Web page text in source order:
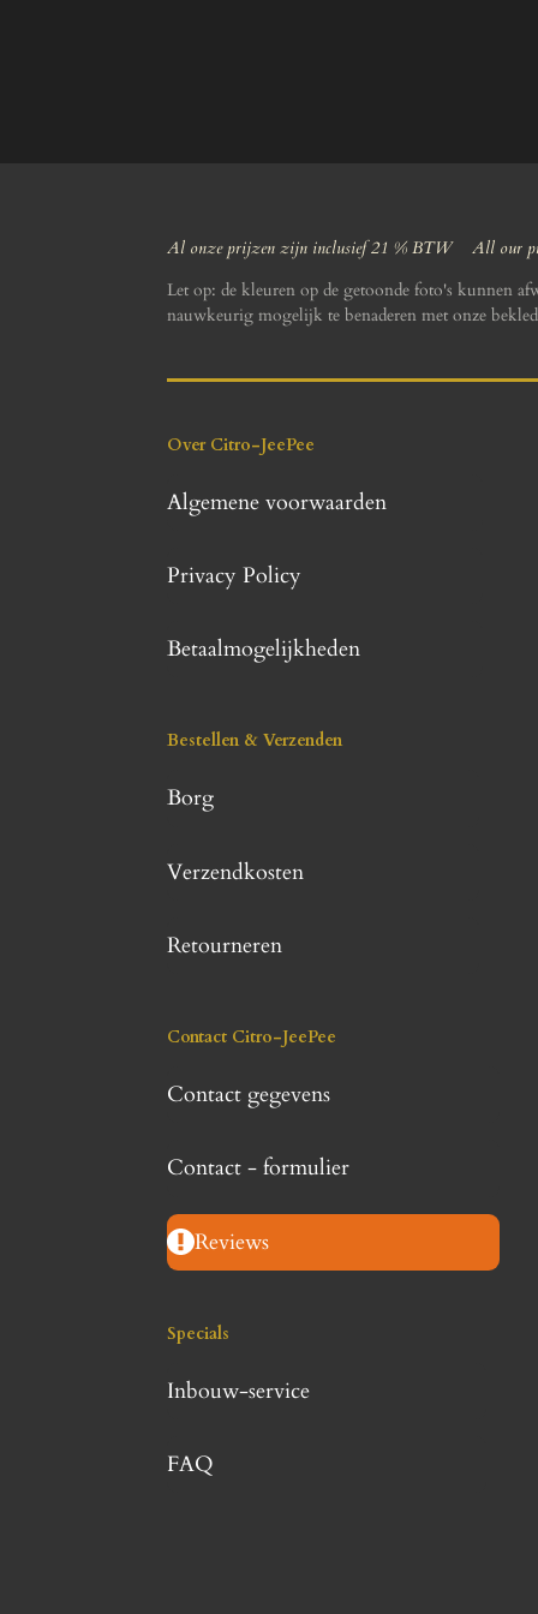
Al onze prijzen zijn inclusief 21 % BTW All our
Let op: de kleuren op de getoonde foto's kunnen
nauwkeurig mogelijk te benaderen met onze
Over Citro-JeePee
Algemene voorwaarden
Privacy Policy
Betaalmogelijkheden
Bestellen & Verzenden
Borg
Verzendkosten
Retourneren
Contact Citro-JeePee
Contact gegevens
Contact - formulier
Reviews
Specials
Inbouw-service
FAQ